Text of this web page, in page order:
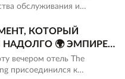
обслуживания и
Вьетнама, отель The
продолжает заявлять о
чести войти в десятку
2026 года на
"Лучшее во Вьетнаме
КОТОРЫЙ
🌍 ЭМПИРЕЙ
вечером отель The
присоединился к